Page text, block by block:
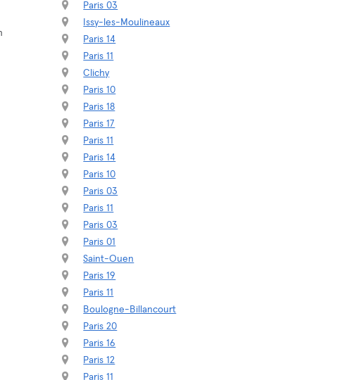
Paris 03
Issy-les-Moulineaux
Paris 14
Paris 11
Clichy
Paris 10
Paris 18
Paris 17
Paris 11
Paris 14
Paris 10
Paris 03
Paris 11
Paris 03
Paris 01
Saint-Ouen
Paris 19
Paris 11
Boulogne-Billancourt
Paris 20
Paris 16
Paris 12
Paris 11